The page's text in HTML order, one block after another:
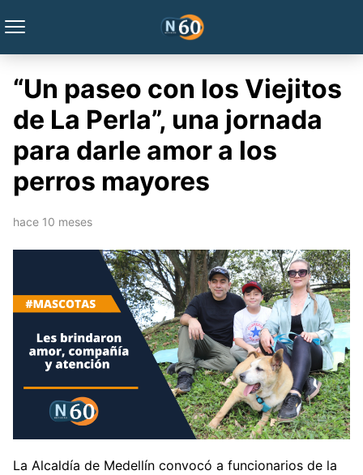
“Un paseo con los Viejitos
de La Perla”, una jornada
para darle amor a los
perros mayores
hace 10 meses
La Alcaldía de Medellín convocó a funcionarios de la